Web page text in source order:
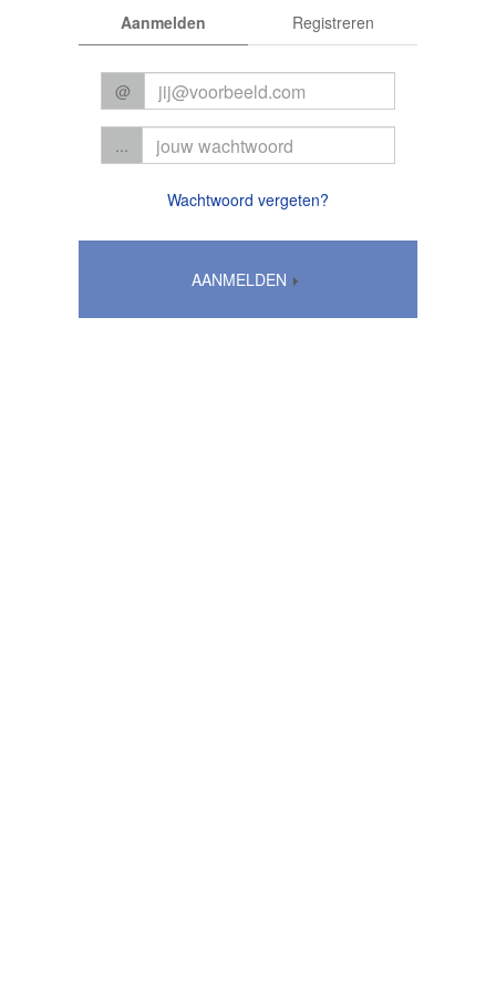
Aanmelden Registreren
@
...
Wachtwoord vergeten?
AANMELDEN
Algemene voorwaarden|Privacy